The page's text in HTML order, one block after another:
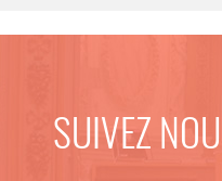
SUIVEZ